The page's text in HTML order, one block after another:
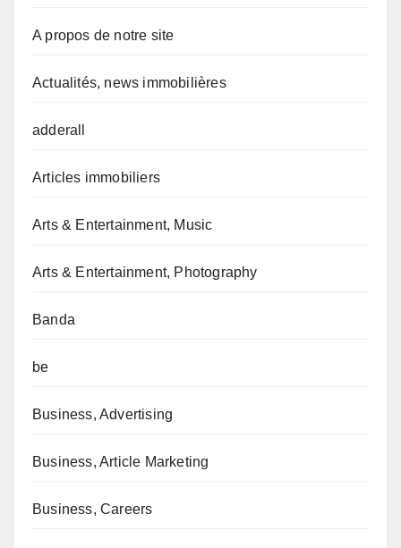
A propos de notre site
Actualités, news immobilières
adderall
Articles immobiliers
Arts & Entertainment, Music
Arts & Entertainment, Photography
Banda
be
Business, Advertising
Business, Article Marketing
Business, Careers